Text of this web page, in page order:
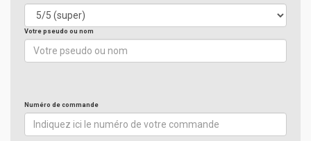
Votre pseudo ou nom
Numéro de commande